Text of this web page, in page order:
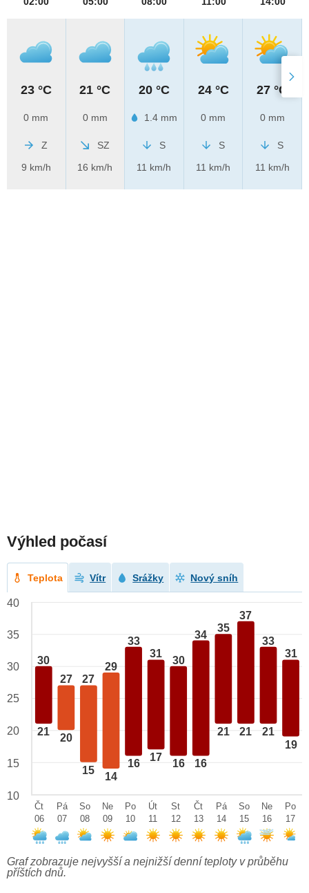
23 °C
0 mm
Z
9 km/h
21 °C
0 mm
SZ
16 km/h
20 °C
1.4 mm
S
11 km/h
24 °C
0 mm
S
11 km/h
27 °C
0 mm
S
11 km/h
Výhled počasí
Teplota Vítr Srážky Nový sníh
30
21
27
20
27
15
29
14
33
16
31
17
30
16
34
16
35
21
37
21
33
21
31
19
40
35
30
25
20
15
10
Čt
06
Pá
07
So
08
Ne
09
Po
10
Út
11
St
12
Čt
13
Pá
14
So
15
Ne
16
Po
17
Graf zobrazuje nejvyšší a nejnižší denní teploty v průběhu
příštích dnů.